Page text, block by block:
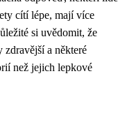
cítí lépe, mají více
si uvědomit, že
zdravější a některé
než jejich lepkové